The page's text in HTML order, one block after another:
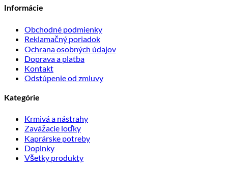
Informácie
Obchodné podmienky
Reklamačný poriadok
Ochrana osobných údajov
Doprava a platba
Kontakt
Odstúpenie od zmluvy
Kategórie
Krmivá a nástrahy
Zavážacie loďky
Kaprárske potreby
Doplnky
Všetky produkty